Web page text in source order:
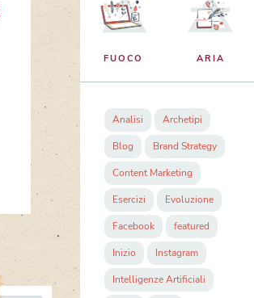
FUOCO ARIA
Analisi Archetipi
Blog Brand Strategy
Content Marketing
Esercizi Evoluzione
Facebook featured
Inizio Instagram
Intelligenze Artificiali